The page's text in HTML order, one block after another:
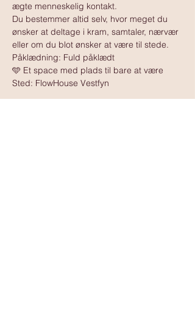
ægte menneskelig kontakt.
Du bestemmer altid selv, hvor meget du
ønsker at deltage i kram, samtaler, nærvær
eller om du blot ønsker at være til stede.
Påklædning: Fuld påklædt
🩵 Et space med plads til bare at være
Sted: FlowHouse Vestfyn